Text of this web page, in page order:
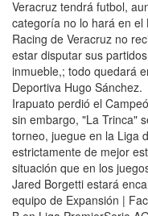
Veracruz tendrá futbol,
categoría no lo hará en el
Racing de Veracruz no
estar disputar sus
inmueble,; todo quedará
Deportiva Hugo Sánchez.
Irapuato perdió el
sin embargo, "La Trinca"
torneo, juegue en la Liga
estrictamente de mejor
situación que en los
Jared Borgetti estará
equipo de Expansión |